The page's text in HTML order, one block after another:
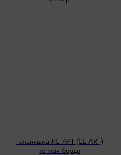
Тельняшка ЛЕ АРТ (LE ART)
теплая бордо